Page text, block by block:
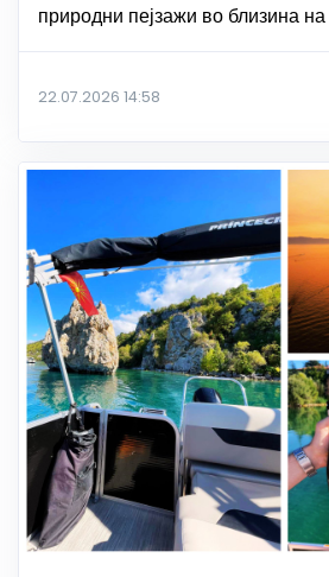
природни пејзажи во близина на
22.07.2026 14:58